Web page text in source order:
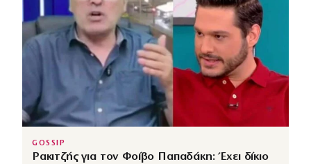
GOSSIP
Ρακιτζής για τον Φοίβο Παπαδάκη: Έχει δίκιο